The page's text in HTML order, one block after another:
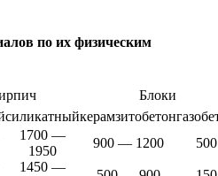
по их физическим
Блоки
силикатныйкерамзитобетон
1700 —
1950
900 — 1200
500
1450 —